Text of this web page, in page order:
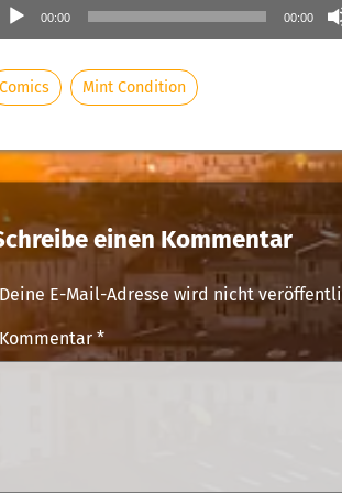
00:00 00:00
Comics Mint Condition
einen Kommentar
Deine E-Mail-Adresse wird nicht
Kommentar *